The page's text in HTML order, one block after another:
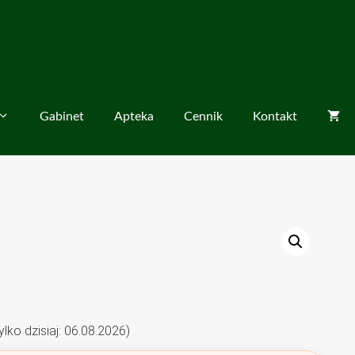
Gabinet Apteka Cennik Kontakt
dzisiaj: 06.08.2026)